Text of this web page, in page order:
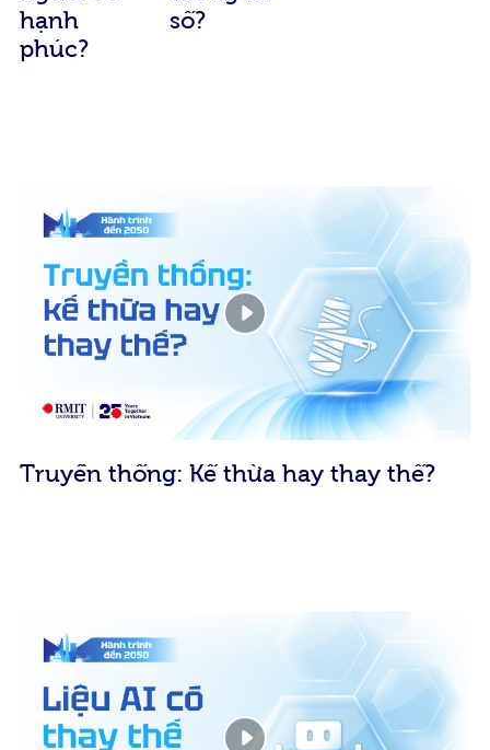
hạnh
phúc?
số?
Truyền thống: Kế thừa hay thay thế?